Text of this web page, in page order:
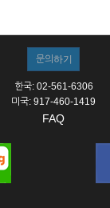
한국: 02-561-6306
미국: 917-460-1419
FAQ